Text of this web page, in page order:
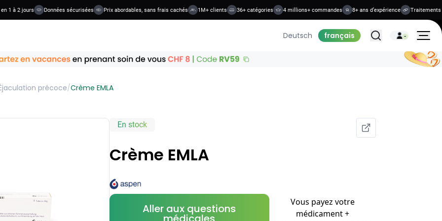
1 à 2 jours Données sécurisées Prix abordables, sans frais cachés 1M+ clients 36+ catégories 4 millions+ commandes 8+ ans d’expérience Traitements
Deutsch français Tous les traitements
précoce/Crème EMLA
En stock
Crème EMLA
Aller aux questions
Vous payez votre
médicament +